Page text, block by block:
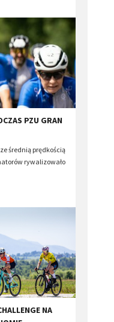
PZU GRAN
średnią prędkością
rywalizowało
NA